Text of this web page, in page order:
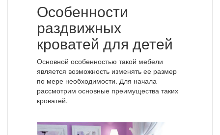
Особенности
раздвижных
кроватей для детей
Основной особенностью такой мебели
является возможность изменять ее размер
по мере необходимости. Для начала
рассмотрим основные преимущества таких
кроватей.